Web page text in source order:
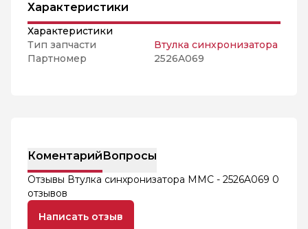
Характеристики
Характеристики
Тип запчасти
Втулка синхронизатора
Партномер
2526A069
КоментарийВопросы
Отзывы Втулка синхронизатора MMC - 2526A069 0
отзывов
Написать отзыв